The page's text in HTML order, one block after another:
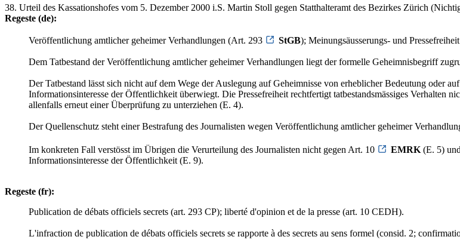
38. Urteil des Kassationshofes vom 5. Dezember 2000 i.S. Martin Stoll gegen Statthalteramt des Bezirkes Zürich
Regeste (de):
Veröffentlichung amtlicher geheimer Verhandlungen (Art. 293 StGB); Meinungsäusserungs- und
Dem Tatbestand der Veröffentlichung amtlicher geheimer Verhandlungen liegt der formelle Geheimnisbegriff
Der Tatbestand lässt sich nicht auf dem Wege der Auslegung auf Geheimnisse von erheblicher Bedeutung oder
Informationsinteresse der Öffentlichkeit überwiegt. Die Pressefreiheit rechtfertigt tatbestandsmässiges Verhalten
allenfalls erneut einer Überprüfung zu unterziehen (E. 4).
Der Quellenschutz steht einer Bestrafung des Journalisten wegen Veröffentlichung amtlicher geheimer
Im konkreten Fall verstösst im Übrigen die Verurteilung des Journalisten nicht gegen Art. 10 EMRK (E. 5)
Informationsinteresse der Öffentlichkeit (E. 9).
Regeste (fr):
Publication de débats officiels secrets (art. 293 CP); liberté d'opinion et de la presse (art. 10 CEDH).
L'infraction de publication de débats officiels secrets se rapporte à des secrets au sens formel (consid. 2;